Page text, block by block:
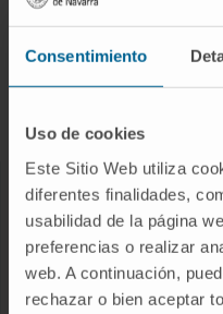
Consentimiento
Uso de cookies
Este Sitio Web utiliza
diferentes finalidades,
usabilidad de la página
preferencias o realizar
web. A continuación,
rechazar o bien aceptar
Centro de Investigacion de la
Campus de la Universidad de
Organización
Portal de Transparencia
ENFERMEDADES
Cáncer
Enfermedades cardiovasculares